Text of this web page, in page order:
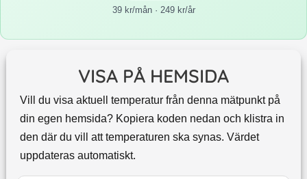
39 kr/mån · 249 kr/år
VISA PÅ HEMSIDA
Vill du visa aktuell temperatur från denna mätpunkt på
din egen hemsida? Kopiera koden nedan och klistra in
den där du vill att temperaturen ska synas. Värdet
uppdateras automatiskt.